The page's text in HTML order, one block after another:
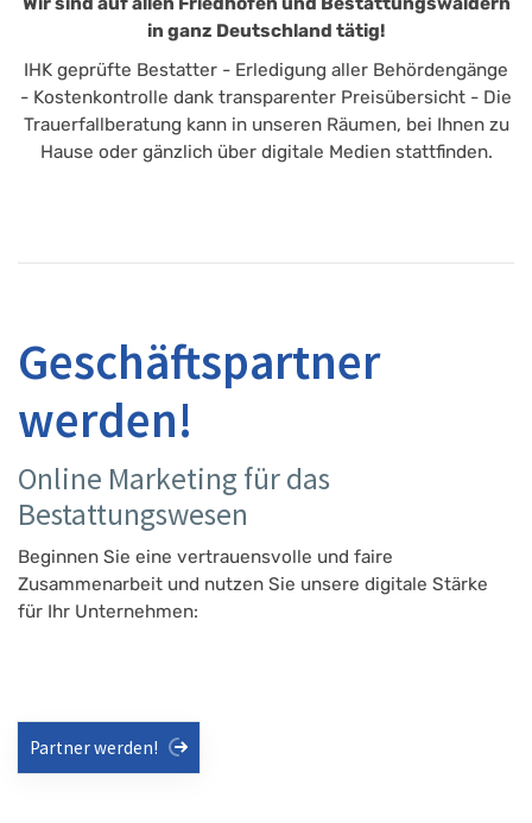
in ganz Deutschland tätig!
IHK geprüfte Bestatter - Erledigung aller Behördengänge
- Kostenkontrolle dank transparenter Preisübersicht - Die
Trauerfallberatung kann in unseren Räumen, bei Ihnen zu
Hause oder gänzlich über digitale Medien stattfinden.
Geschäftspartner
werden!
Online Marketing für das
Bestattungswesen
Beginnen Sie eine vertrauensvolle und faire
Zusammenarbeit und nutzen Sie unsere digitale Stärke
für Ihr Unternehmen:
Partner werden!